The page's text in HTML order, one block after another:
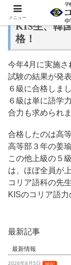
KIS生、韓
格！
今年4月に実施さ
試験の結果が発
６級に合格しまし
６級は単に語学
合力も求められま
合格したのは高
高等部３年の姜
この他上級の５
は、ほぼ全員が
コリア語科の先
KISのコリア語力
最新記事
最新情報
2026年8月5日 NEW!
メニュー